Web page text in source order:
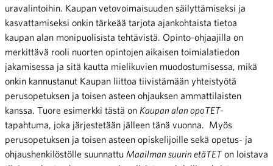
uravalintoihin. Kaupan vetovoimaisuuden säilyttämiseksi ja
kasvattamiseksi onkin tärkeää tarjota ajankohtaista tietoa
kaupan alan monipuolisista tehtävistä. Opinto-ohjaajilla on
merkittävä rooli nuorten opintojen aikaisen toimialatiedon
jakamisessa ja sitä kautta mielikuvien muodostumisessa, mikä
onkin kannustanut Kaupan liittoa tiivistämään yhteistyötä
perusopetuksen ja toisen asteen ohjauksen ammattilaisten
kanssa. Tuore esimerkki tästä on Kaupan alan opoTET-
tapahtuma, joka järjestetään jälleen tänä vuonna. Myös
perusopetuksen ja toisen asteen opiskelijoille sekä opetus- ja
ohjaushenkilöstölle suunnattu Maailman suurin etäTETon loistava